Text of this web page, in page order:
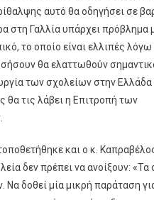
αυτό θα οδηγήσει σε
στη Γαλλία υπάρχει πρόβλημα
το οποίο είναι ελλιπές
θα ελαττωθούν
των σχολείων στην
θα τις λάβει η Επιτροπή των
και ο κ.
δεν πρέπει να ανοίξουν: «Τα
Να δοθεί μία μικρή παράταση